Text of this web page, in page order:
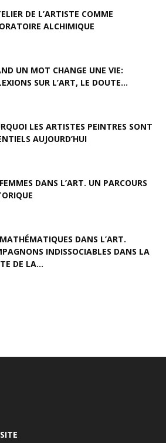
DE L’ARTISTE COMME
ALCHIMIQUE
UN MOT CHANGE UNE VIE:
SUR L’ART, LE DOUTE...
LES ARTISTES PEINTRES SONT
AUJOURD’HUI
DANS L’ART. UN PARCOURS
DANS L’ART.
INDISSOCIABLES DANS LA
DE LA...